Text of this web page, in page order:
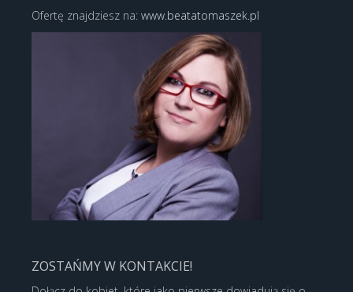
Ofertę znajdziesz na: www.beatatomaszek.pl
ZOSTAŃMY W KONTAKCIE!